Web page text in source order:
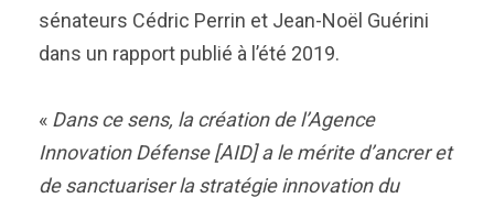
sénateurs Cédric Perrin et Jean-Noël Guérini
dans un rapport publié à l’été 2019.
« Dans ce sens, la création de l’Agence
Innovation Défense [AID] a le mérite d’ancrer et
de sanctuariser la stratégie innovation du